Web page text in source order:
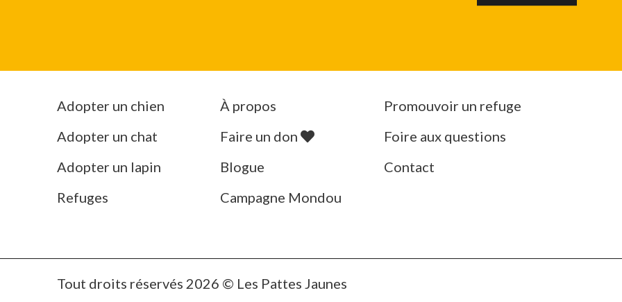
Adopter un chien
Adopter un chat
Adopter un lapin
Refuges
À propos
Faire un don
Blogue
Campagne Mondou
Promouvoir un refuge
Foire aux questions
Contact
Tout droits réservés 2026 © Les Pattes Jaunes